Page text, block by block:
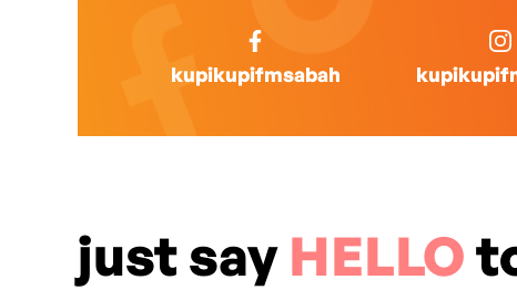
kupikupifmsabah
just say HELLO